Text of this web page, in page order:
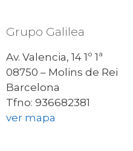
Grupo Galilea
Av. Valencia, 14 1º 1ª
08750 – Molins de Rei
Barcelona
Tfno: 936682381
ver mapa